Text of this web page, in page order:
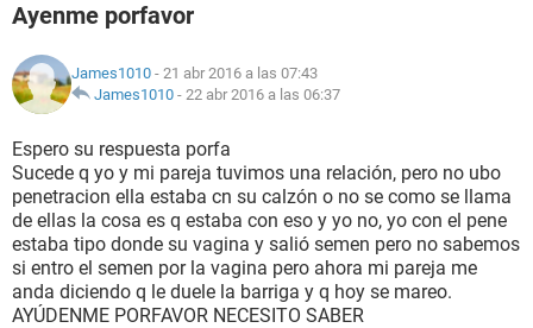
FAMILIA
NUTRICIÓN
BIENESTAR
SEXUALIDAD
GLOSARIO
Ayenme porfavor
James1010 - 21 abr 2016 a las 07:43
James1010 - 22 abr 2016 a las 06:37
Espero su respuesta porfa
Sucede q yo y mi pareja tuvimos una relación, pero no ubo
penetracion ella estaba cn su calzón o no se como se llama
de ellas la cosa es q estaba con eso y yo no, yo con el pene
estaba tipo donde su vagina y salió semen pero no sabemos
si entro el semen por la vagina pero ahora mi pareja me
anda diciendo q le duele la barriga y q hoy se mareo.
AYÚDENME PORFAVOR NECESITO SABER